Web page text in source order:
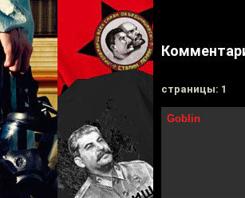
cтраницы: 1
Goblin